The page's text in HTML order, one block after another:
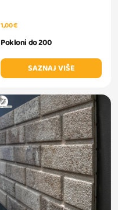
1,00 €
Pokloni do 200
SAZNAJ VIŠE